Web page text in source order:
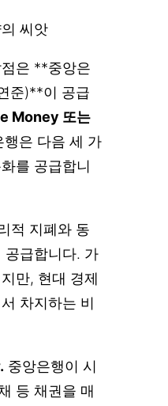
씨앗
은 **중앙은
준)**이 공급
Money 또는
행은 다음 세 가
를 공급합니
적 지폐와 동
공급합니다. 가
만, 현대 경제
차지하는 비
중앙은행이 시
등 채권을 매